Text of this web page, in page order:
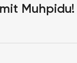
Muhpidu!